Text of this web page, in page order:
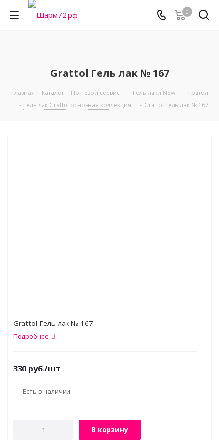
0
Grattol Гель лак № 167
Главная - Каталог - Ногтевой сервис - Гель лаки New - Гратол
- Гель лак Grattol основная коллекция - Grattol Гель лак № 167
Grattol Гель лак № 167
Подробнее
330 руб./шт
Есть в наличии
В корзину